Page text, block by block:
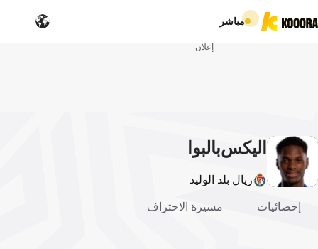
مباشر
إعلان
اليكسبالبوا
ريال بلد الوليد
إحصائيات مسيرة الاحتراف